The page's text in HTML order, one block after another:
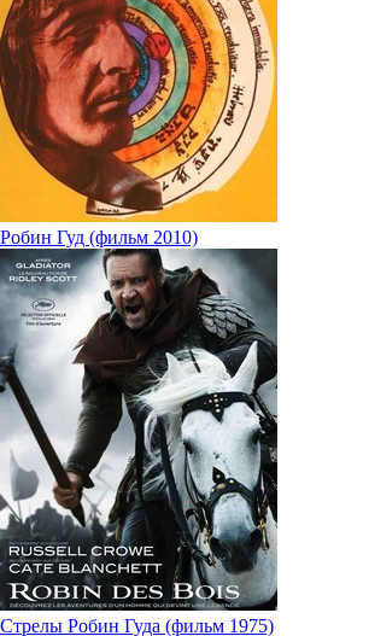
Робин Гуд (фильм 2010)
Стрелы Робин Гуда (фильм 1975)